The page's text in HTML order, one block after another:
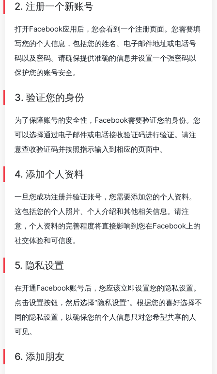
2. 注册一个新账号
打开Facebook应用后，您会看到一个注册页面。您需要填
写您的个人信息，包括您的姓名、电子邮件地址或电话号
码以及密码。请确保提供准确的信息并设置一个强密码以
保护您的账号安全。
3. 验证您的身份
为了保障账号的安全性，Facebook需要验证您的身份。您
可以选择通过电子邮件或电话接收验证码进行验证。请注
意查收验证码并按照指示输入到相应的页面中。
4. 添加个人资料
一旦您成功注册并验证账号，您需要添加您的个人资料。
这包括您的个人照片、个人介绍和其他相关信息。请注
意，个人资料的完善程度将直接影响到您在Facebook上的
社交体验和可信度。
5. 隐私设置
在开通Facebook账号后，您应该立即设置您的隐私设置。
点击设置按钮，然后选择“隐私设置”。根据您的喜好选择不
同的隐私设置，以确保您的个人信息只对您希望共享的人
可见。
6. 添加朋友